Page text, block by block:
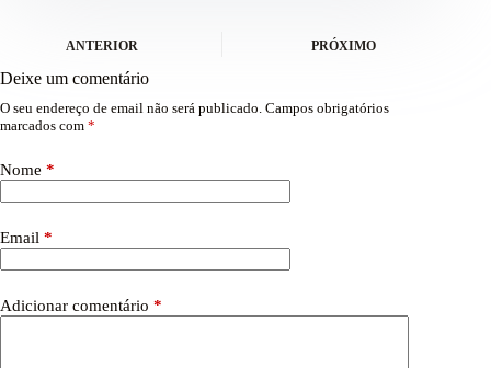
ANTERIOR PRÓXIMO
Deixe um comentário
O seu endereço de email não será publicado. Campos obrigatórios
marcados com *
Nome *
Email *
Adicionar comentário *